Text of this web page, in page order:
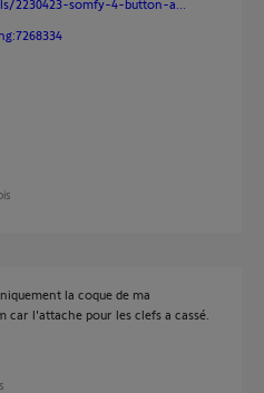
2230423-somfy-4-button-a...
la coque de ma
l'attache pour les clefs a cassé.